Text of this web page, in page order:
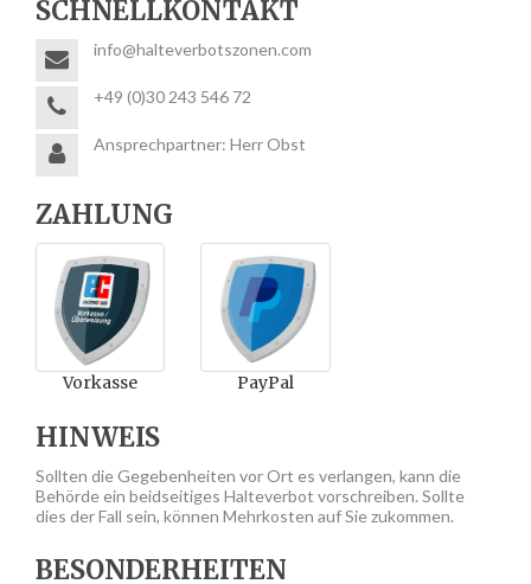
SCHNELLKONTAKT
info@halteverbotszonen.com
+49 (0)30 243 546 72
Ansprechpartner: Herr Obst
ZAHLUNG
Vorkasse PayPal
HINWEIS
Sollten die Gegebenheiten vor Ort es verlangen, kann die
Behörde ein beidseitiges Halteverbot vorschreiben. Sollte
dies der Fall sein, können Mehrkosten auf Sie zukommen.
BESONDERHEITEN